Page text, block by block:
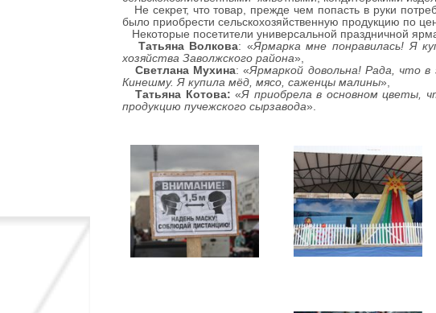
Не секрет, что товар, прежде чем попасть в руки
было приобрести сельскохозяйственную продукцию по
Некоторые посетители универсальной праздничной
Татьяна Волкова: «Ярмарка мне понравилась! Я
хозяйства Заволжского района»,
Светлана Мухина: «Ярмаркой довольна! Рада, что в
Кинешму. Я купила мёд, мясо, саженцы малины»,
Татьяна Котова: «Я приобрела в основном цветы,
продукцию пучежского сырзавода».